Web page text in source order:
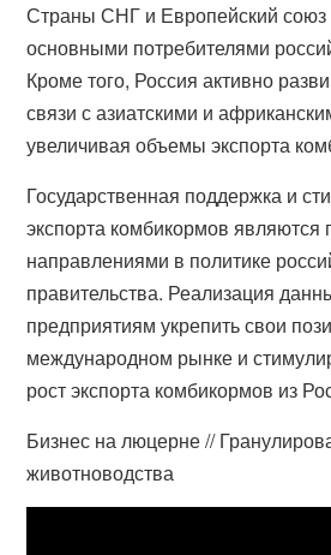
Страны СНГ и Европейский союз
основными потребителями
Кроме того, Россия активно
связи с азиатскими и
увеличивая объемы экспорта
Государственная поддержка и
экспорта комбикормов являются
направлениями в политике
правительства. Реализация
предприятиям укрепить свои
международном рынке и
рост экспорта комбикормов из
Бизнес на люцерне //
животноводства